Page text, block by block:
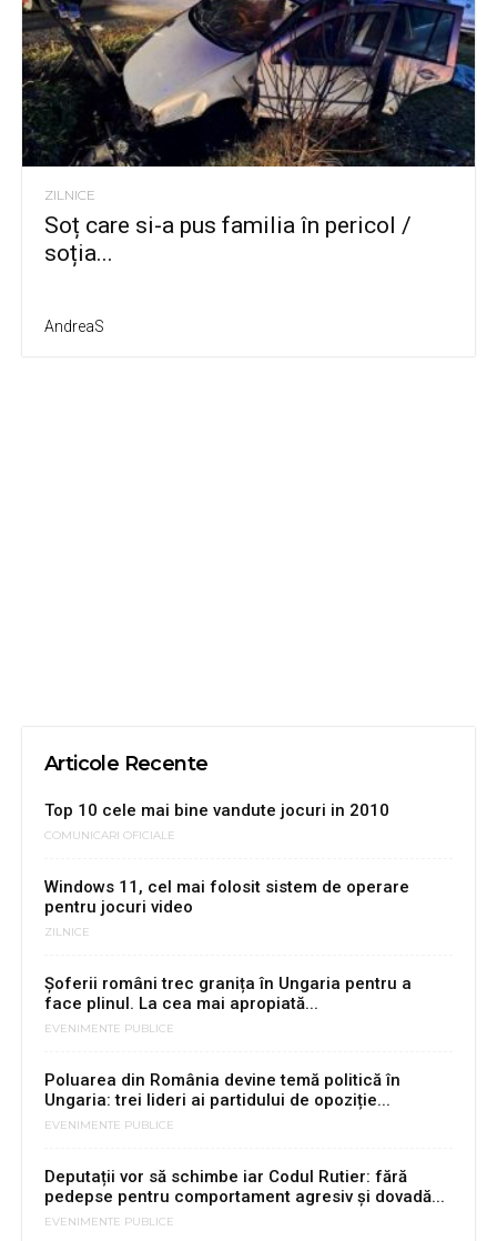
ZILNICE
Soț care si-a pus familia în pericol /
soția...
AndreaS
Articole Recente
Top 10 cele mai bine vandute jocuri in 2010
COMUNICARI OFICIALE
Windows 11, cel mai folosit sistem de operare
pentru jocuri video
ZILNICE
Șoferii români trec granița în Ungaria pentru a
face plinul. La cea mai apropiată...
EVENIMENTE PUBLICE
Poluarea din România devine temă politică în
Ungaria: trei lideri ai partidului de opoziție...
EVENIMENTE PUBLICE
Deputații vor să schimbe iar Codul Rutier: fără
pedepse pentru comportament agresiv și dovadă...
EVENIMENTE PUBLICE